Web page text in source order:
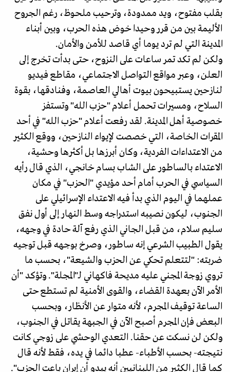
بقلب مفتوح، ويد ممدودة، وترحيب ملحوظ، رغم الجروح
الأليمة بين من قرر وحيدا خوض هذه الحرب، وبين أبناء
المدينة التي لم ترد يوما أي قاصد للأمن والأمان.
ولكن لم تكد تمر ساعات على النزوح، حتى بدأت تخرج إلى
العلن، وعبر مواقع التواصل الاجتماعي، مقاطع فيديو
لنازحين يستبيحون بيوت أهالي العاصمة، وفنادقها، بقوة
السلاح، ومسيرات تحمل أعلام "حزب الله" وتستفز
خصوصية أهل المدينة. لقد رفعت أعلام "حزب الله" في أحد
المقرات الخاصة، التي خصصت لإيواء النازحين، ووقع الكثير
من الاعتداءات الفردية، وكان أبرزها بل أكثرها وحشية،
الاعتداء بالساطور على الشاب بسام خانجي، الذي قال رأيه
السياسي في الحرب أمام أحد مؤيدي "الحزب" في مكان
عملهما في اليوم الذي بدأ فيه الاعتداء الإسرائيلي على
الجنوب، ليكون نصيبه استدراجه وسط النهار إلى أول نفق
سليم سلام، من قبل الجاني الذي رفع آلة حادة في وجهه،
يقول الطبيب الشرعي إنه ساطور، وصرخ بوجهه قبل توجيه
ضربته: "لتتعلم تحكي عن الحزب والشيعة"، بحسب ما
تروي زوجة المجني عليه مديحة فاكهاني لـ"المجلة". وتؤكد "أن
الأمر الآن بعهدة القضاء، والقوى الأمنية لم تستطع حتى
الساعة توقيف المجرم، لأنه متوار عن الأنظار، وبحسب
البعض فإن المجرم أصبح الآن في الجبهة يقاتل في الجنوب،
ولكن لن نسكت عن حقنا. التعدي الوحشي على زوجي كانت
نتيجته- بحسب الأطباء- عطبا دائما في يده، فقط لأنه قال
كما قال الكثير من اللبنانيين أنه يبدو أن إيران باعت الحزب".